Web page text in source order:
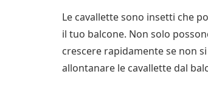
Le cavallette sono insetti che
il tuo balcone. Non solo
crescere rapidamente se non
allontanare le cavallette dal